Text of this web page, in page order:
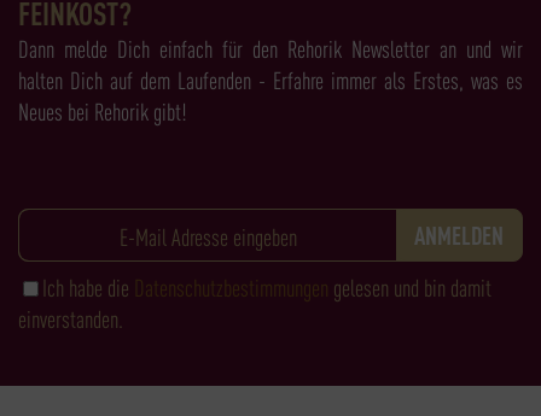
FEINKOST?
Dann melde Dich einfach für den Rehorik Newsletter an und wir
halten Dich auf dem Laufenden - Erfahre immer als Erstes, was es
Neues bei Rehorik gibt!
Ich habe die Datenschutzbestimmungen gelesen und bin damit
einverstanden.